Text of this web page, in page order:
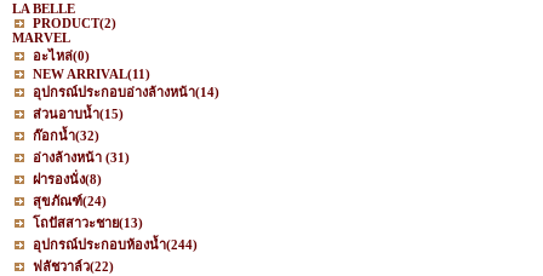
LA BELLE
PRODUCT(2)
MARVEL
อะไหล่(0)
NEW ARRIVAL(11)
อุปกรณ์ประกอบอ่างล้างหน้า(14)
ส่วนอาบน้ำ(15)
ก๊อกน้ำ(32)
อ่างล้างหน้า (31)
ฝารองนั่ง(8)
สุขภัณฑ์(24)
โถปัสสาวะชาย(13)
อุปกรณ์ประกอบห้องน้ำ(244)
ฟลัชวาล์ว(22)